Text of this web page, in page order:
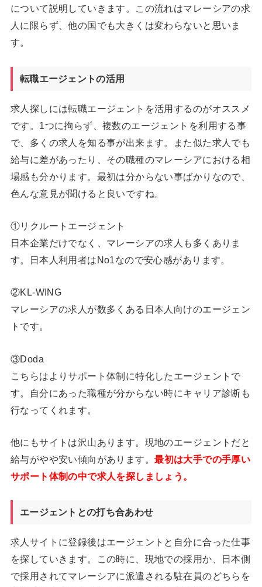
について説明していきます。この流れはマレーシアの求
人に限らず、他の国でも大きくは変わらないと思いま
す。
転職エージェントの活用
求人探しには転職エージェントを活用するのがオススメ
です。1つに拘らず、複数のエージェントを利用する事
で、多くの求人を知る事が出来ます。また似た求人でも
給与に差があったり、その職種のマレーシアにおける相
場感も分かります。最初は分からない事ばかりなので、
色んな意見が聞けると良いですね。
①リクルートエージェント
日本企業だけでなく、マレーシアの求人も多くありま
す。日本人利用者はNo1なので安心感があります。
②KL-WING
マレーシアの求人が数多くある日本人向けのエージェン
トです。
③Doda
こちらはよりサポート体制に特化したエージェントで
す。自分にあった職種が分からない時にキャリア診断も
行なってくれます。
他にもサイトは沢山あります。現地のエージェントだと
給与がやや安い傾向があります。最初は大手での手厚い
サポート体制の中で求人を探しましょう。
エージェントとの打ち合あわせ
求人サイトに登録後はエージェントと自分に合った仕事
を探していきます。この時に、現地での採用か、日本側
で採用されてマレーシアに派遣される駐在員のどちらを